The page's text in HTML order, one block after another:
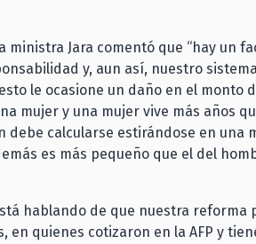
ministra Jara comentó que “hay un
y, aun así, nuestro
le ocasione un daño en el monto
mujer y una mujer vive más años
debe calcularse estirándose en una
es más pequeño que el del
hablando de que nuestra
en quienes cotizaron en la AFP y